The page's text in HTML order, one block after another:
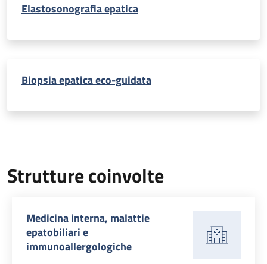
Elastosonografia epatica
Biopsia epatica eco-guidata
Strutture coinvolte
Medicina interna, malattie
epatobiliari e
immunoallergologiche